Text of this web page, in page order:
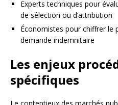
Experts techniques pour
de sélection ou d’attribution
Économistes pour chiffrer le
demande indemnitaire
Les enjeux
spécifiques